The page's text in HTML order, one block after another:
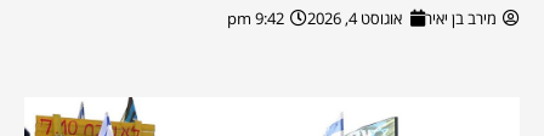
מירב בן יאיר אוגוסט 4, 2026 9:42 pm